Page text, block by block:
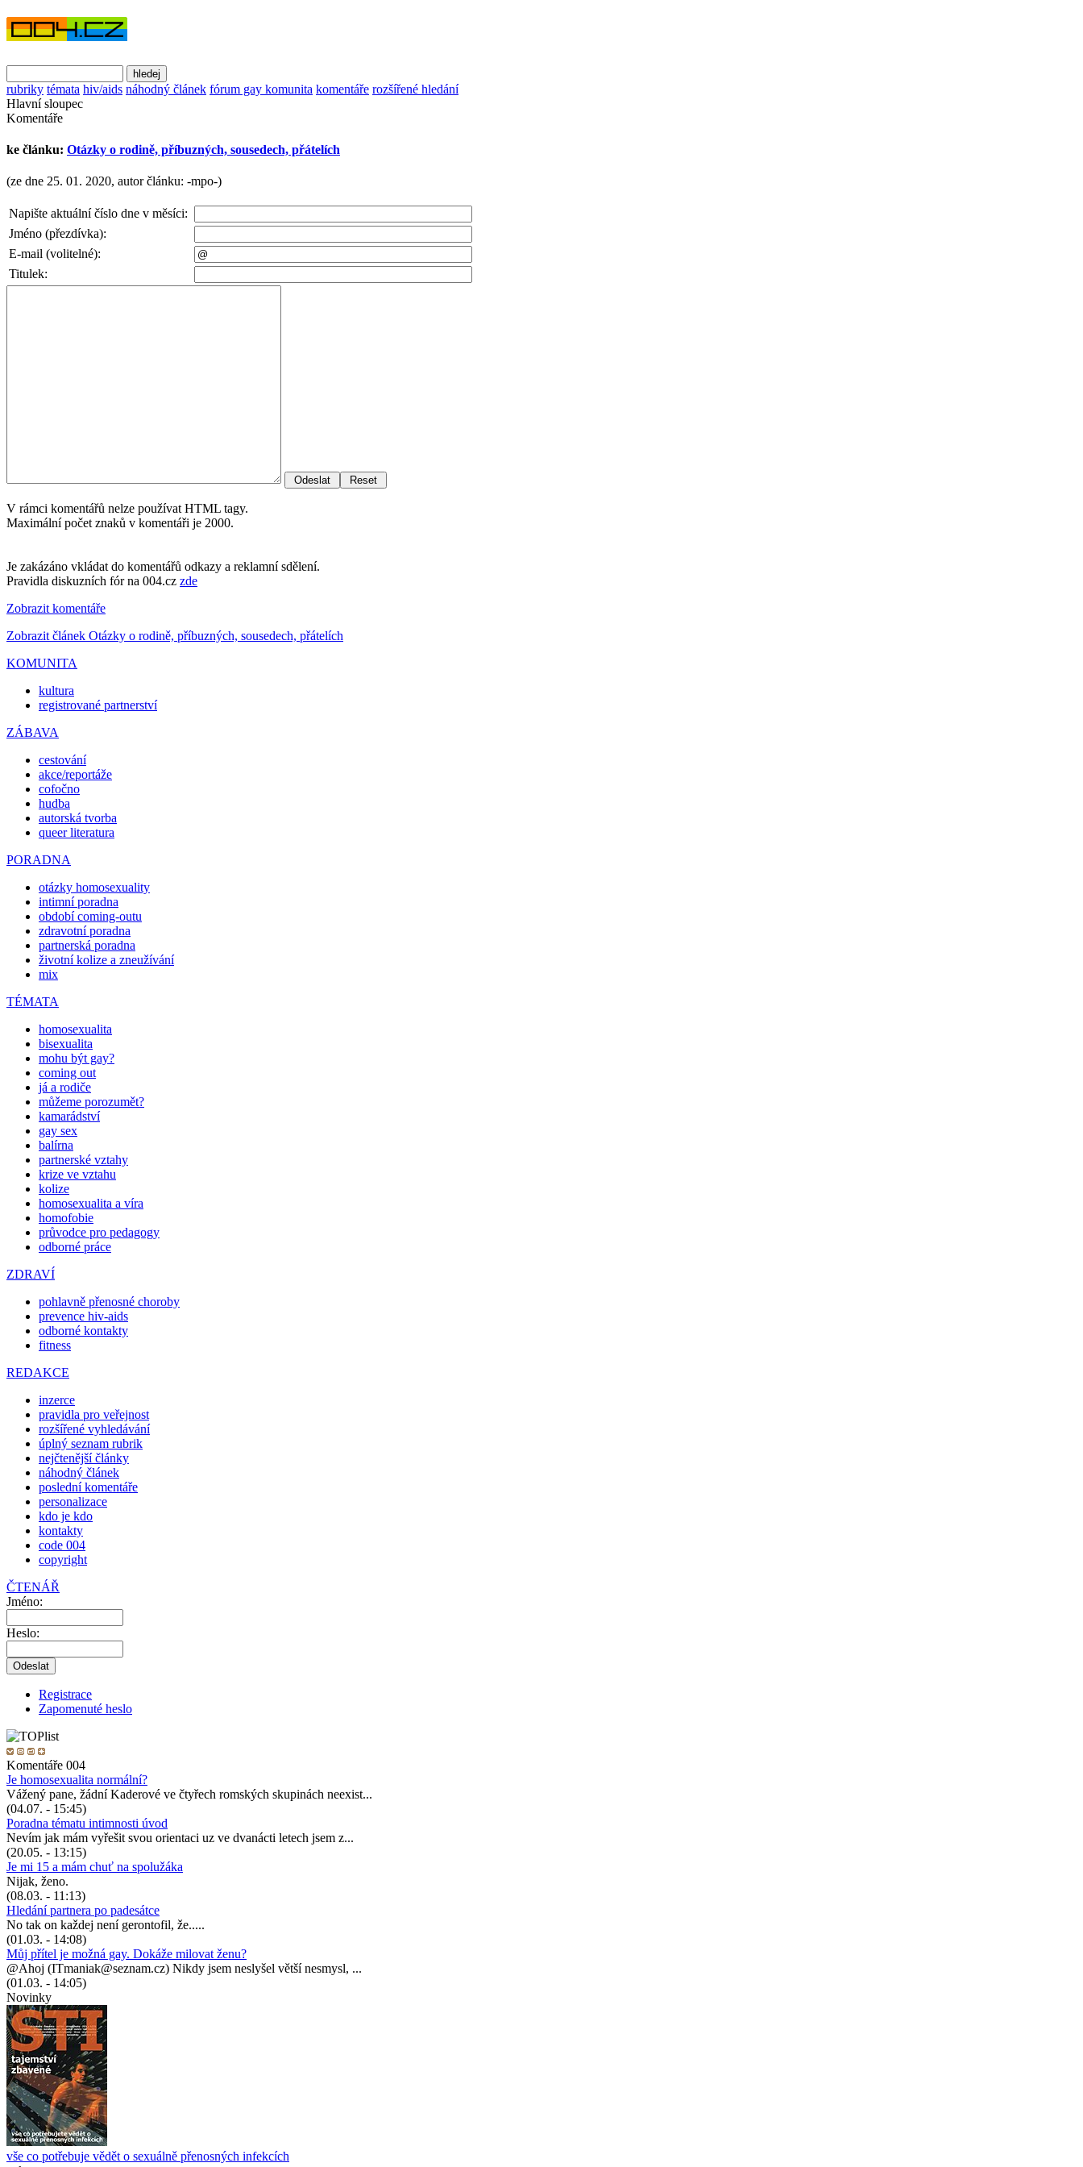
rubriky témata hiv/aids náhodný článek fórum gay komunita komentáře rozšířené hledání
Hlavní sloupec
Komentáře
ke článku: Otázky o rodině, příbuzných, sousedech, přátelích
(ze dne 25. 01. 2020, autor článku: -mpo-)
Napište aktuální číslo dne v měsíci:
Jméno (přezdívka):
E-mail (volitelné):
Titulek:
V rámci komentářů nelze používat HTML tagy.
Maximální počet znaků v komentáři je 2000.
Je zakázáno vkládat do komentářů odkazy a reklamní sdělení.
Pravidla diskuzních fór na 004.cz zde
Zobrazit komentáře
Zobrazit článek Otázky o rodině, příbuzných, sousedech, přátelích
KOMUNITA
kultura
registrované partnerství
ZÁBAVA
cestování
akce/reportáže
cofočno
hudba
autorská tvorba
queer literatura
PORADNA
otázky homosexuality
intimní poradna
období coming-outu
zdravotní poradna
partnerská poradna
životní kolize a zneužívání
mix
TÉMATA
homosexualita
bisexualita
mohu být gay?
coming out
já a rodiče
můžeme porozumět?
kamarádství
gay sex
balírna
partnerské vztahy
krize ve vztahu
kolize
homosexualita a víra
homofobie
průvodce pro pedagogy
odborné práce
ZDRAVÍ
pohlavně přenosné choroby
prevence hiv-aids
odborné kontakty
fitness
REDAKCE
inzerce
pravidla pro veřejnost
rozšířené vyhledávání
úplný seznam rubrik
nejčtenější články
náhodný článek
poslední komentáře
personalizace
kdo je kdo
kontakty
code 004
copyright
ČTENÁŘ
Jméno:
Heslo:
Registrace
Zapomenuté heslo
Komentáře 004
Je homosexualita normální?
Vážený pane, žádní Kaderové ve čtyřech romských skupinách neexist...
(04.07. - 15:45)
Poradna tématu intimnosti úvod
Nevím jak mám vyřešit svou orientaci uz ve dvanácti letech jsem z...
(20.05. - 13:15)
Je mi 15 a mám chuť na spolužáka
Nijak, ženo.
(08.03. - 11:13)
Hledání partnera po padesátce
No tak on každej není gerontofil, že.....
(01.03. - 14:08)
Můj přítel je možná gay. Dokáže milovat ženu?
@Ahoj (ITmaniak@seznam.cz) Nikdy jsem neslyšel větší nesmysl, ...
(01.03. - 14:05)
Novinky
vše co potřebuje vědět o sexuálně přenosných infekcích